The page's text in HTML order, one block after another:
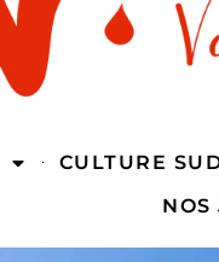
CULTURE
NOS